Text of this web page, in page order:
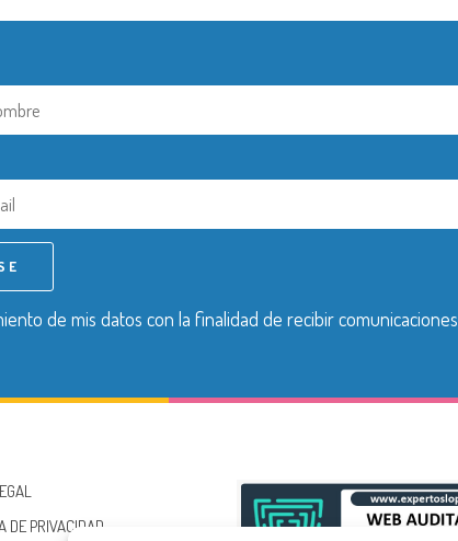
de mis datos con la finalidad de recibir comunicaciones
DE PRIVACIDAD